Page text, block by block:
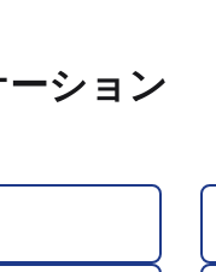
ション